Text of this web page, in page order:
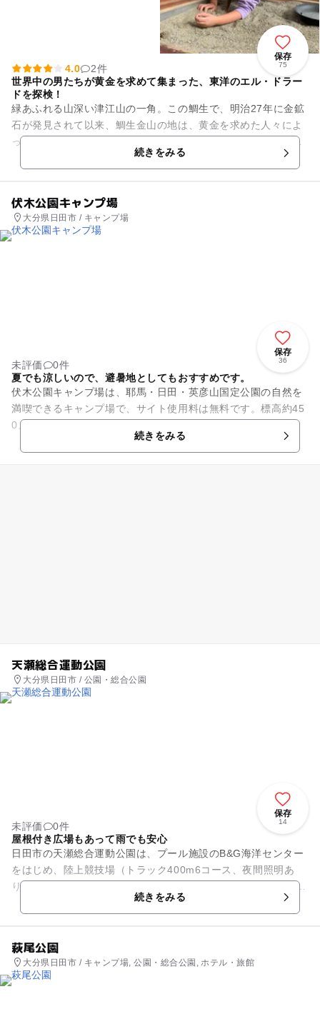
保存
75
4.0
2件
世界中の男たちが黄金を求めて集まった、東洋のエル・ドラー
ドを探検！
緑あふれる山深い津江山の一角。この鯛生で、明治27年に金鉱
石が発見されて以来、鯛生金山の地は、黄金を求めた人々によ
ってさまざまな歴史が刻まれてきました。閉山後は「地底博物
館鯛生金山」として蘇りま...続きをみる
伏木公園キャンプ場
大分県日田市 / キャンプ場
保存
36
未評価
0件
夏でも涼しいので、避暑地としてもおすすめです。
伏木公園キャンプ場は、耶馬・日田・英彦山国定公園の自然を
満喫できるキャンプ場で、サイト使用料は無料です。標高約45
0メートルにあるので、夏でもとても涼しく避暑地として親し
まれています。場内にはバ...続きをみる
天瀬総合運動公園
大分県日田市 / 公園・総合公園
保存
14
未評価
0件
屋根付き広場もあって雨でも安心
日田市の天瀬総合運動公園は、プール施設のB&G海洋センター
をはじめ、陸上競技場（トラック400m6コース、夜間照明あ
り、収容人員2000、スタンド、サッカー、ラグビー場兼用、ジ
続きをみる
萩尾公園
大分県日田市 / キャンプ場, 公園・総合公園, ホテル・旅館